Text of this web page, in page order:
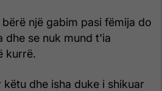
një gabim pasi fëmija do
dhe se nuk mund t'ia
kurrë.
dhe isha duke i shikuar